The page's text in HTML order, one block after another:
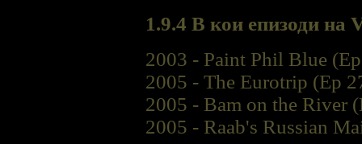
1.9.4 В кои епизоди на
2003 - Paint Phil Blue
2005 - The Eurotrip (Ep
2005 - Bam on the River
2005 - Raab's Russian